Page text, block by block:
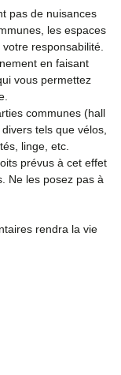
pas de nuisances
les espaces
responsabilité.
en faisant
vous permettez
communes (hall
tels que vélos,
linge, etc.
prévus à cet effet
Ne les posez pas à
rendra la vie